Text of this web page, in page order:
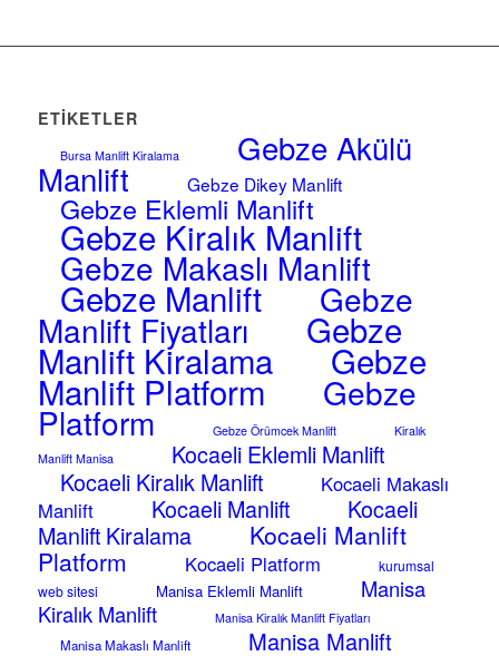
ETIKETLER
Bursa Manlift Kiralama Gebze Akülü
Manlift Gebze Dikey Manlift
Gebze Eklemli Manlift
Gebze Kiralık Manlift
Gebze Makaslı Manlift
Gebze Manlift Gebze
Manlift Fiyatları Gebze
Manlift Kiralama Gebze
Manlift Platform Gebze
Platform Gebze Örümcek Manlift
Kiralık
Manlift Manisa
Kocaeli Eklemli Manlift
Kocaeli Kiralık Manlift
Kocaeli Makaslı
Manlift
Kocaeli Manlift
Kocaeli
Manlift Kiralama
Kocaeli Manlift
Platform
Kocaeli Platform
kurumsal
web sitesi
Manisa Eklemli Manlift
Manisa
Kiralık Manlift
Manisa Kiralık Manlift Fiyatları
Manisa Makaslı Manlift Manisa Manlift